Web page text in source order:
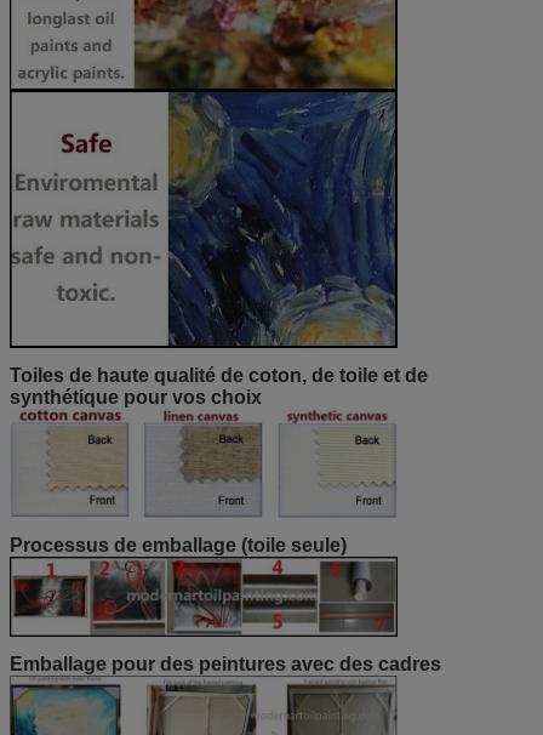
Toiles de haute qualité de coton, de toile et de
synthétique pour vos choix
Processus de emballage (toile seule)
Emballage pour des peintures avec des cadres